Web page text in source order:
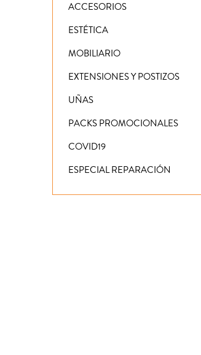
ACCESORIOS
ESTÉTICA
MOBILIARIO
EXTENSIONES Y POSTIZOS
UÑAS
PACKS PROMOCIONALES
COVID19
ESPECIAL REPARACIÓN